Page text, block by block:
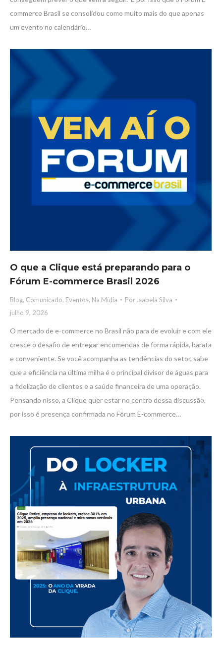
commerce Brasil se consolidou como muito mais do que apenas
um evento no calendário…
O que a Clique está preparando para o
Fórum E-commerce Brasil 2026
Blog, Comunicado, Eventos, Na Mídia Por Isabela Silva
julho 9, 2026
O mercado de e-commerce no Brasil não para de evoluir e com ele
cresce o desafio de entregar encomendas de forma rápida, barata
e conveniente. Se você acompanha as tendências do setor, sabe
que a eficiência na última milha é o principal divisor de águas para
a fidelização de clientes e a saúde financeira de uma operação.
Pensando nisso, a Clique quer estar no centro dessa discussão,
por isso é presença confirmada no Fórum E-commerce…